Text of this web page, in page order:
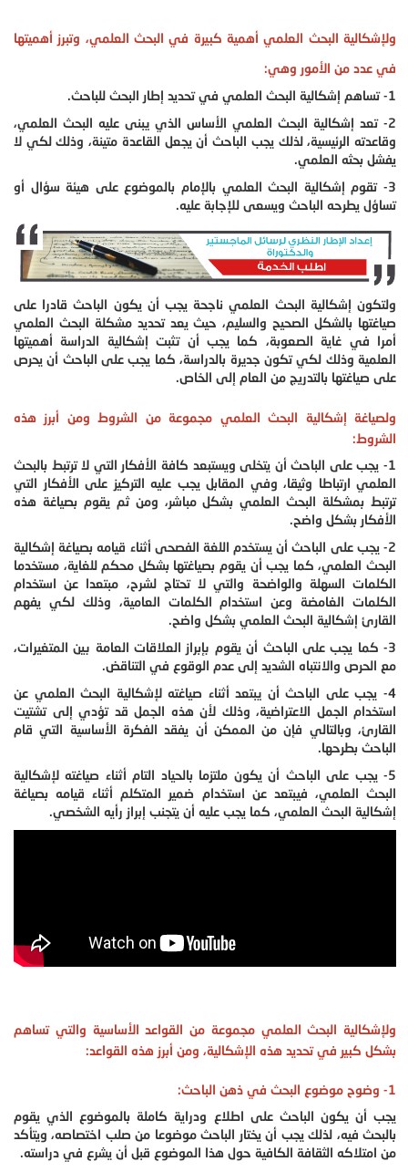
ولإشكالية البحث العلمي أهمية كبيرة في البحث العلمي، وتبرز أهميتها
في عدد من الأمور وهي:
1- تساهم إشكالية البحث العلمي في تحديد إطار البحث للباحث.
2- تعد إشكالية البحث العلمي الأساس الذي يبنى عليه البحث العلمي،
وقاعدته الرئيسية، لذلك يجب الباحث أن يجعل القاعدة متينة، وذلك لكي لا
يفشل بحثه العلمي.
3- تقوم إشكالية البحث العلمي بالإمام بالموضوع على هيئة سؤال أو
تساؤل يطرحه الباحث ويسعى للإجابة عليه.
ولتكون إشكالية البحث العلمي ناجحة يجب أن يكون الباحث قادرا على
صياغتها بالشكل الصحيح والسليم، حيث يعد تحديد مشكلة البحث العلمي
أمرا في غاية الصعوبة، كما يجب أن تثبت إشكالية الدراسة أهميتها
العلمية وذلك لكي تكون جديرة بالدراسة، كما يجب على الباحث أن يحرص
على صياغتها بالتدريج من العام إلى الخاص.
ولصياغة إشكالية البحث العلمي مجموعة من الشروط ومن أبرز هذه
الشروط:
1- يجب على الباحث أن يتخلى ويستبعد كافة الأفكار التي لا ترتبط بالبحث
العلمي ارتباطا وثيقا، وفي المقابل يجب عليه التركيز على الأفكار التي
ترتبط بمشكلة البحث العلمي بشكل مباشر، ومن ثم يقوم بصياغة هذه
الأفكار بشكل واضح.
2- يجب على الباحث أن يستخدم اللغة الفصحى أثناء قيامه بصياغة إشكالية
البحث العلمي، كما يجب أن يقوم بصياغتها بشكل محكم للغاية، مستخدما
الكلمات السهلة والواضحة والتي لا تحتاج لشرح، مبتعدا عن استخدام
الكلمات الغامضة وعن استخدام الكلمات العامية، وذلك لكي يفهم
القارئ إشكالية البحث العلمي بشكل واضح.
3- كما يجب على الباحث أن يقوم بإبراز العلاقات العامة بين المتغيرات،
مع الحرص والانتباه الشديد إلى عدم الوقوع في التناقض.
4- يجب على الباحث أن يبتعد أثناء صياغته لإشكالية البحث العلمي عن
استخدام الجمل الاعتراضية، وذلك لأن هذه الجمل قد تؤدي إلى تشتيت
القارئ، وبالتالي فإن من الممكن أن يفقد الفكرة الأساسية التي قام
الباحث بطرحها.
5- يجب على الباحث أن يكون ملتزما بالحياد التام أثناء صياغته لإشكالية
البحث العلمي، فيبتعد عن استخدام ضمير المتكلم أثناء قيامه بصياغة
إشكالية البحث العلمي، كما يجب عليه أن يتجنب إبراز رأيه الشخصي.
ولإشكالية البحث العلمي مجموعة من القواعد الأساسية والتي تساهم
بشكل كبير في تحديد هذه الإشكالية، ومن أبرز هذه القواعد:
1- وضوح موضوع البحث في ذهن الباحث:
يجب أن يكون الباحث على اطلاع ودراية كاملة بالموضوع الذي يقوم
بالبحث فيه، لذلك يجب أن يختار الباحث موضوعا من صلب اختصاصه، ويتأكد
من امتلاكه الثقافة الكافية حول هذا الموضوع قبل أن يشرع في دراسته.